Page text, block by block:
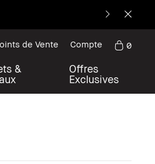
&
Offres
Exclusives
de Vente Compte 0